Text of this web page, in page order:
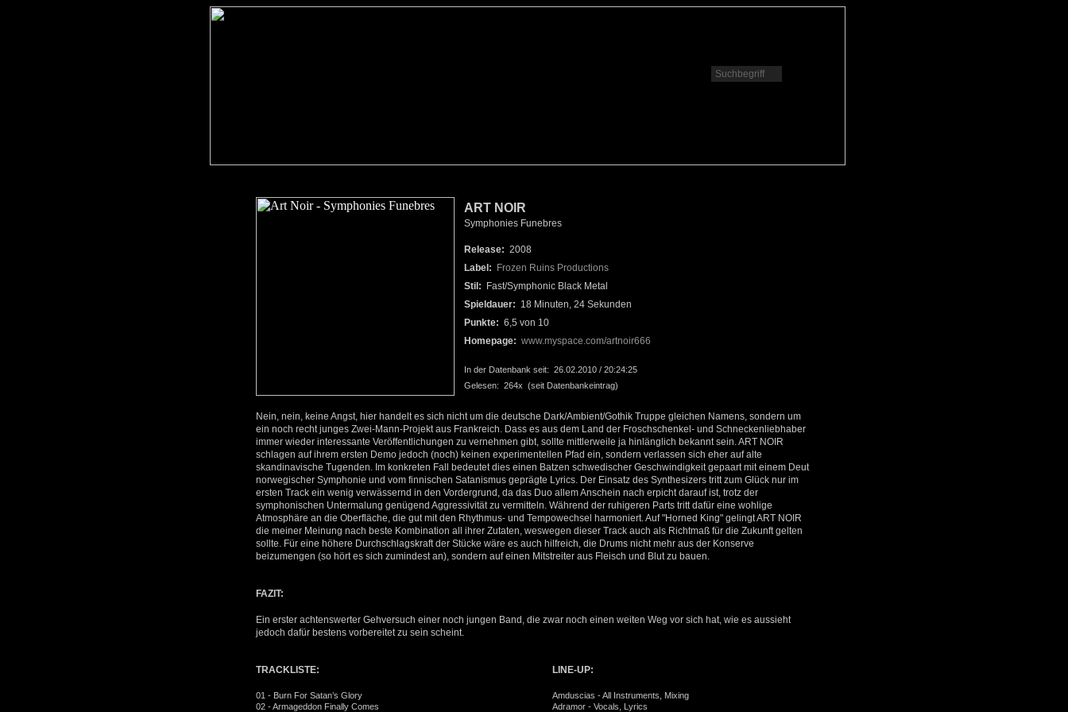
ART NOIR
Symphonies Funebres
Release: 2008
Label:
Frozen Ruins Productions
Stil: Fast/Symphonic Black Metal
Spieldauer: 18 Minuten, 24 Sekunden
Punkte: 6,5 von 10
Homepage: www.myspace.com/artnoir666
In der Datenbank seit: 26.02.2010 / 20:24:25
Gelesen: 264x (seit Datenbankeintrag)
Nein, nein, keine Angst, hier handelt es sich nicht um die deutsche Dark/Ambient/Gothik Truppe gleichen Namens, sondern um
ein noch recht junges Zwei-Mann-Projekt aus Frankreich. Dass es aus dem Land der Froschschenkel- und Schneckenliebhaber
immer wieder interessante Veröffentlichungen zu vernehmen gibt, sollte mittlerweile ja hinlänglich bekannt sein. ART NOIR
schlagen auf ihrem ersten Demo jedoch (noch) keinen experimentellen Pfad ein, sondern verlassen sich eher auf alte
skandinavische Tugenden. Im konkreten Fall bedeutet dies einen Batzen schwedischer Geschwindigkeit gepaart mit einem Deut
norwegischer Symphonie und vom finnischen Satanismus geprägte Lyrics. Der Einsatz des Synthesizers tritt zum Glück nur im
ersten Track ein wenig verwässernd in den Vordergrund, da das Duo allem Anschein nach erpicht darauf ist, trotz der
symphonischen Untermalung genügend Aggressivität zu vermitteln. Während der ruhigeren Parts tritt dafür eine wohlige
Atmosphäre an die Oberfläche, die gut mit den Rhythmus- und Tempowechsel harmoniert. Auf "Horned King" gelingt ART NOIR
die meiner Meinung nach beste Kombination all ihrer Zutaten, weswegen dieser Track auch als Richtmaß für die Zukunft gelten
sollte. Für eine höhere Durchschlagskraft der Stücke wäre es auch hilfreich, die Drums nicht mehr aus der Konserve
beizumengen (so hört es sich zumindest an), sondern auf einen Mitstreiter aus Fleisch und Blut zu bauen.
FAZIT:
Ein erster achtenswerter Gehversuch einer noch jungen Band, die zwar noch einen weiten Weg vor sich hat, wie es aussieht
jedoch dafür bestens vorbereitet zu sein scheint.
TRACKLISTE:
01 - Burn For Satan’s Glory
02 - Armageddon Finally Comes
LINE-UP:
Amduscias - All Instruments, Mixing
Adramor - Vocals, Lyrics